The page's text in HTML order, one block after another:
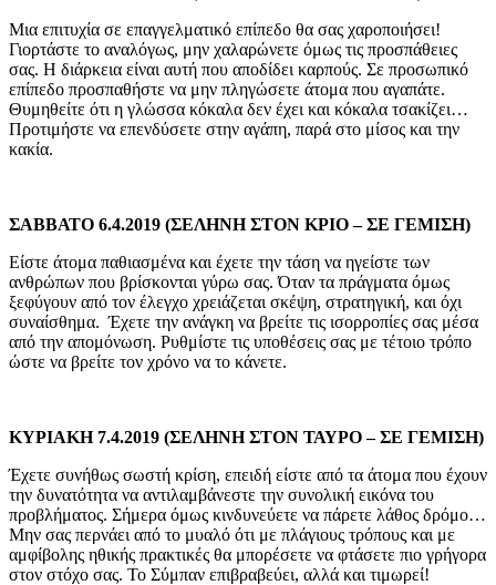
Μια επιτυχία σε επαγγελματικό επίπεδο θα σας χαροποιήσει!
Γιορτάστε το αναλόγως, μην χαλαρώνετε όμως τις προσπάθειες
σας. Η διάρκεια είναι αυτή που αποδίδει καρπούς. Σε προσωπικό
επίπεδο προσπαθήστε να μην πληγώσετε άτομα που αγαπάτε.
Θυμηθείτε ότι η γλώσσα κόκαλα δεν έχει και κόκαλα τσακίζει…
Προτιμήστε να επενδύσετε στην αγάπη, παρά στο μίσος και την
κακία.
ΣΑΒΒΑΤΟ 6.4.2019 (ΣΕΛΗΝΗ ΣΤΟΝ ΚΡΙΟ – ΣΕ ΓΕΜΙΣΗ)
Είστε άτομα παθιασμένα και έχετε την τάση να ηγείστε των
ανθρώπων που βρίσκονται γύρω σας. Όταν τα πράγματα όμως
ξεφύγουν από τον έλεγχο χρειάζεται σκέψη, στρατηγική, και όχι
συναίσθημα. Έχετε την ανάγκη να βρείτε τις ισορροπίες σας μέσα
από την απομόνωση. Ρυθμίστε τις υποθέσεις σας με τέτοιο τρόπο
ώστε να βρείτε τον χρόνο να το κάνετε.
ΚΥΡΙΑΚΗ 7.4.2019 (ΣΕΛΗΝΗ ΣΤΟΝ ΤΑΥΡΟ – ΣΕ ΓΕΜΙΣΗ)
Έχετε συνήθως σωστή κρίση, επειδή είστε από τα άτομα που έχουν
την δυνατότητα να αντιλαμβάνεστε την συνολική εικόνα του
προβλήματος. Σήμερα όμως κινδυνεύετε να πάρετε λάθος δρόμο…
Μην σας περνάει από το μυαλό ότι με πλάγιους τρόπους και με
αμφίβολης ηθικής πρακτικές θα μπορέσετε να φτάσετε πιο γρήγορα
στον στόχο σας. Το Σύμπαν επιβραβεύει, αλλά και τιμωρεί!